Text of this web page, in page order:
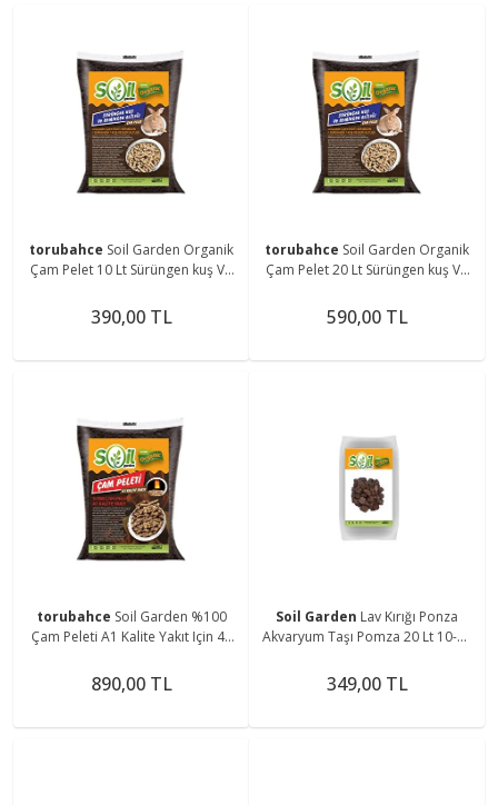
torubahce Soil Garden Organik
Çam Pelet 10 Lt Sürüngen kuş Ve
390,00 TL
torubahce Soil Garden Organik
Çam Pelet 20 Lt Sürüngen kuş Ve
590,00 TL
torubahce Soil Garden %100
Çam Peleti A1 Kalite Yakıt Için 40
890,00 TL
Soil Garden Lav Kırığı Ponza
Akvaryum Taşı Pomza 20 Lt 10-15
349,00 TL